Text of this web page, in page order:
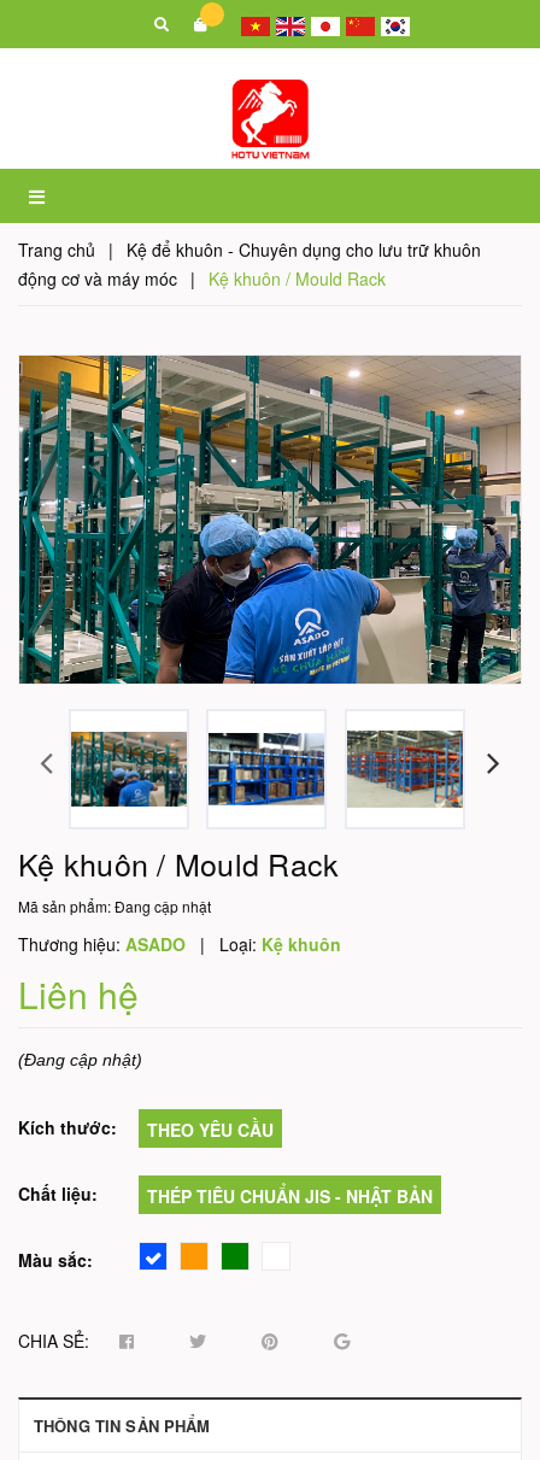
Trang chủ |
Kệ để khuôn - Chuyên dụng cho lưu trữ khuôn
động cơ và máy móc | Kệ khuôn / Mould Rack
Kệ khuôn / Mould Rack
Mã sản phẩm:Đang cập nhật
Thương hiệu: ASADO | Loại: Kệ khuôn
Liên hệ
(Đang cập nhật)
Kích thước: THEO YÊU CẦU
Chất liệu: THÉP TIÊU CHUẨN JIS - NHẬT BẢN
Màu sắc:
CHIA SẺ:
THÔNG TIN SẢN PHẨM